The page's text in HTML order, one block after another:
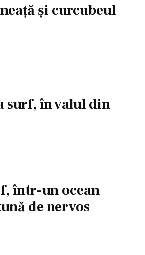
şi curcubeul
surf, în valul din
într-un ocean
de nervos